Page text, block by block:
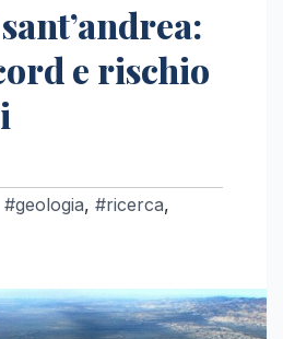
e rischio
#geologia, #ricerca,